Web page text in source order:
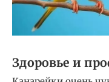
Здоровье и